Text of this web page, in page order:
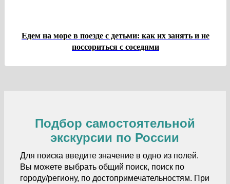
Едем на море в поезде с детьми: как их занять и не
поссориться с соседями
Подбор самостоятельной
экскурсии по России
Для поиска введите значение в одно из полей.
Вы можете выбрать общий поиск, поиск по
городу/региону, по достопримечательностям. При